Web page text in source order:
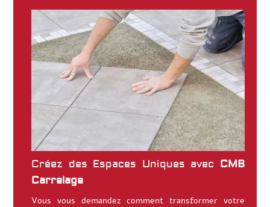
Créez des Espaces Uniques avec CMB
Carrelage
Vous vous demandez comment transformer votre